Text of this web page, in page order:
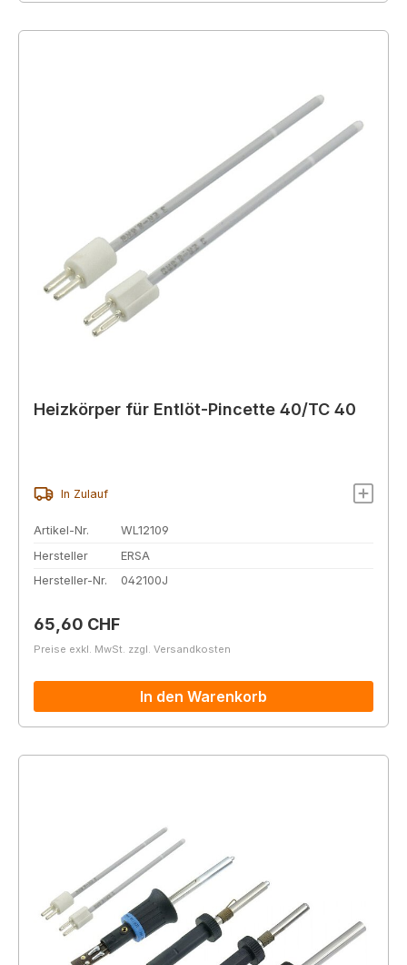
Heizkörper für Entlöt-Pincette 40/TC 40
In Zulauf
Artikel-Nr.
WL12109
Hersteller
ERSA
Hersteller-Nr.
042100J
Regulärer Preis:
65,60 CHF
Preise exkl. MwSt. zzgl. Versandkosten
In den Warenkorb